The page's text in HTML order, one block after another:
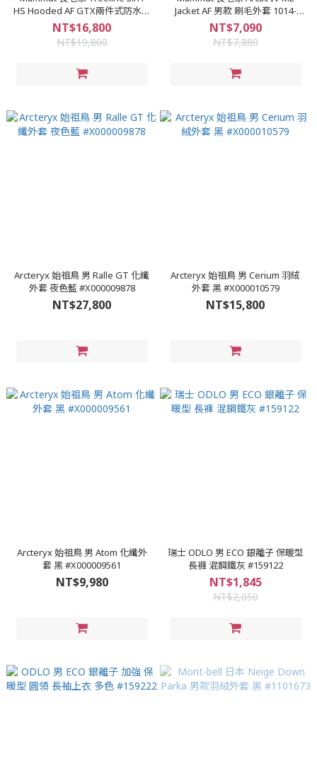
HS Hooded AF GTX兩件式防水羽
絨外套 男款 海洋藍/鼠尾草銀綠
#1010-32190
NT$16,800
NT$19,800
Jacket AF 男款 刷毛外套 1014-
05780
NT$7,090
NT$7,880
Arcteryx 始祖鳥 男 Ralle GT 化纖
外套 夜色藍 #X000009878
NT$27,800
Arcteryx 始祖鳥 男 Cerium 羽絨
外套 黑 #X000010579
NT$15,800
Arcteryx 始祖鳥 男 Atom 化纖外
套 黑 #X000009561
NT$9,980
瑞士 ODLO 男 ECO 銀離子 保暖型
長褲 混鋼鐵灰 #159122
NT$1,845
NT$2,050